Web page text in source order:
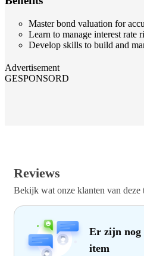
Master bond valuation for
Learn to manage interest rate
Develop skills to build and
Advertisement
GESPONSORD
Reviews
Bekijk wat onze klanten van deze
Er zijn nog
item